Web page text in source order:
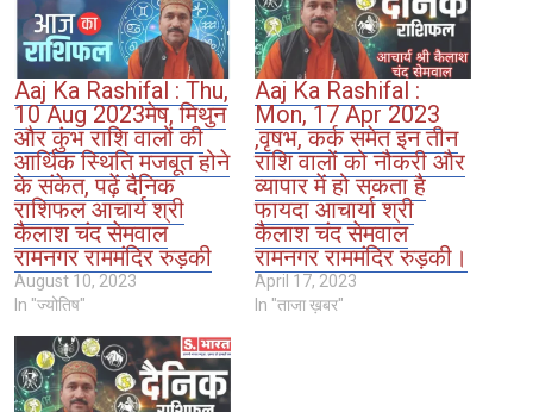
Aaj Ka Rashifal : Thu,
10 Aug 2023मेष, मिथुन
और कुंभ राशि वालों की
आर्थिक स्थिति मजबूत होने
के संकेत, पढ़ें दैनिक
राशिफल आचार्य श्री
कैलाश चंद सेमवाल
रामनगर राममंदिर रुड़की
August 10, 2023
In "ज्योतिष"
Aaj Ka Rashifal :
Mon, 17 Apr 2023
,वृषभ, कर्क समेत इन तीन
राशि वालों को नौकरी और
व्यापार में हो सकता है
फायदा आचार्या श्री
कैलाश चंद सेमवाल
रामनगर राममंदिर रुड़की।
April 17, 2023
In "ताजा ख़बर"